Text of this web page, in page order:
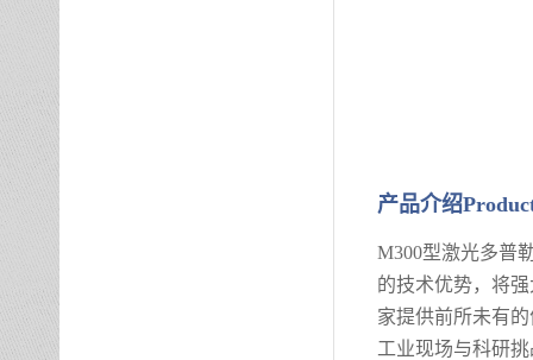
产品介绍
M300型激光多普
的技术优势，将
家提供前所未有
工业现场与科研